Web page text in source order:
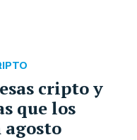
cripto y
que los